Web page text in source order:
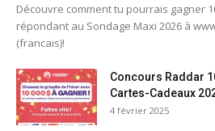
Découvre comment tu pourrais gagner
répondant au Sondage Maxi 2026 à
(francais)!
Concours Raddar
Cartes-Cadeaux
4 février 2025